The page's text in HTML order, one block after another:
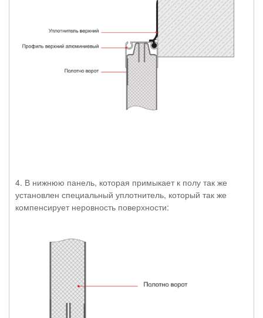
4. В нижнюю панель, которая примыкает к полу так же
установлен специальный уплотнитель, который так же
компенсирует неровность поверхности: